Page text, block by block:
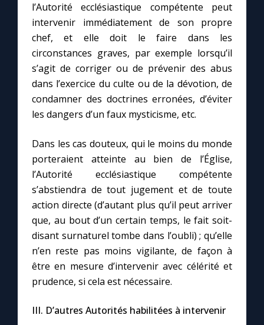
l’Autorité ecclésiastique compétente peut
intervenir immédiatement de son propre
chef, et elle doit le faire dans les
circonstances graves, par exemple lorsqu’il
s’agit de corriger ou de prévenir des abus
dans l’exercice du culte ou de la dévotion, de
condamner des doctrines erronées, d’éviter
les dangers d’un faux mysticisme, etc.
Dans les cas douteux, qui le moins du monde
porteraient atteinte au bien de l’Église,
l’Autorité ecclésiastique compétente
s’abstiendra de tout jugement et de toute
action directe (d’autant plus qu’il peut arriver
que, au bout d’un certain temps, le fait soit-
disant surnaturel tombe dans l’oubli) ; qu’elle
n’en reste pas moins vigilante, de façon à
être en mesure d’intervenir avec célérité et
prudence, si cela est nécessaire.
III. D’autres Autorités habilitées à intervenir